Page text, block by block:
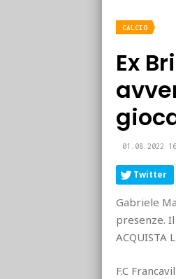
CALCIO
Ex
01.08.2022
Twitter
Gabriele
presenze. Il
ACQUISTA
F.C